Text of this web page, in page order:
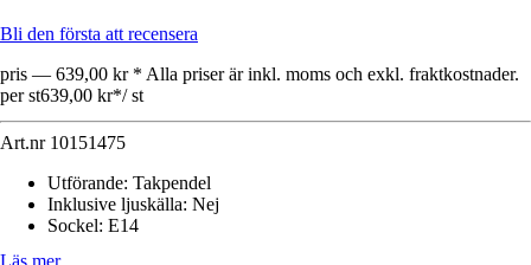
Bli den första att recensera
pris — 639,00 kr * Alla priser är inkl. moms och exkl. fraktkostnader.
per st639,00 kr*/ st
Art.nr 10151475
Utförande: Takpendel
Inklusive ljuskälla: Nej
Sockel: E14
Läs mer